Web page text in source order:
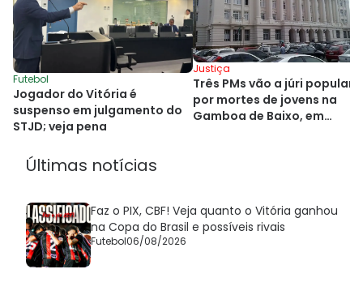
Futebol
Jogador do Vitória é
suspenso em julgamento do
STJD; veja pena
Justiça
Três PMs vão a júri popular
por mortes de jovens na
Gamboa de Baixo, em
Últimas notícias
Faz o PIX, CBF! Veja quanto o Vitória ganhou
na Copa do Brasil e possíveis rivais
Futebol06/08/2026